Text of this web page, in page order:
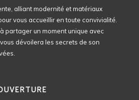
alliant modernité et matériaux
vous accueillir en toute convivialité.
partager un moment unique avec
dévoilera les secrets de son